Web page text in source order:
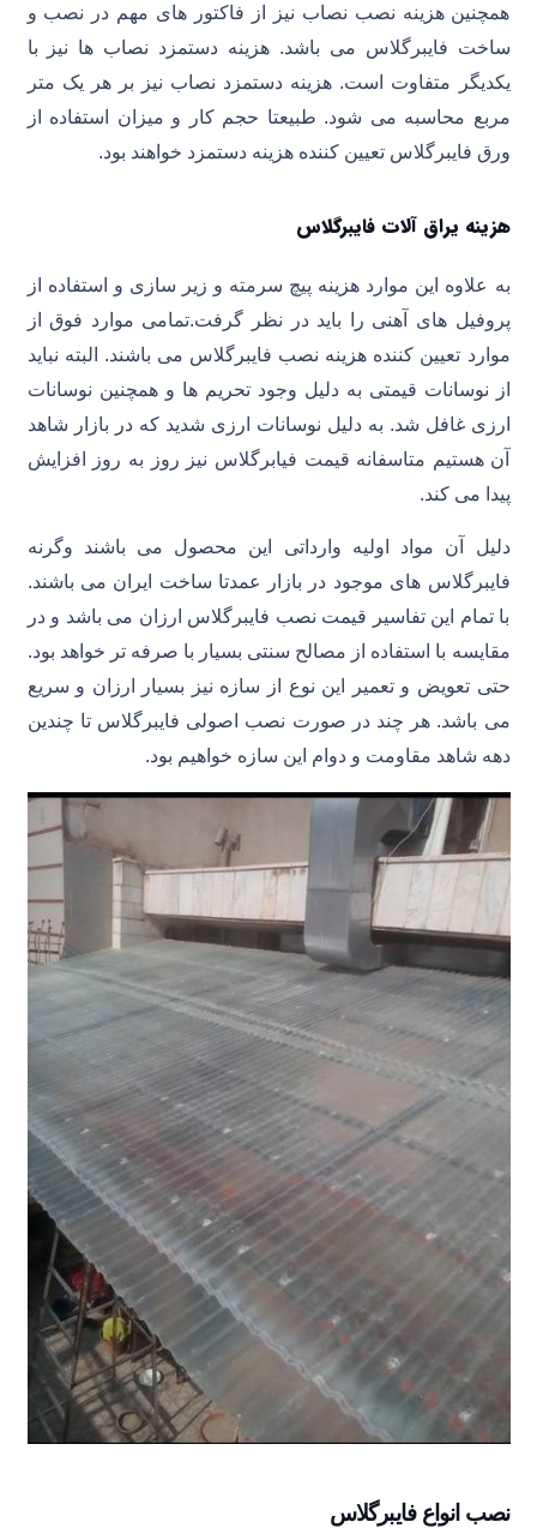
همچنین هزینه نصب نصاب نیز از فاکتور های مهم در نصب و
ساخت فایبرگلاس می باشد. هزینه دستمزد نصاب ها نیز با
یکدیگر متفاوت است. هزینه دستمزد نصاب نیز بر هر یک متر
مربع محاسبه می شود. طبیعتا حجم کار و میزان استفاده از
ورق فایبرگلاس تعیین کننده هزینه دستمزد خواهند بود.
هزینه یراق آلات فایبرگلاس
به علاوه این موارد هزینه پیچ سرمته و زیر سازی و استفاده از
پروفیل های آهنی را باید در نظر گرفت.تمامی موارد فوق از
موارد تعیین کننده هزینه نصب فایبرگلاس می باشند. البته نباید
از نوسانات قیمتی به دلیل وجود تحریم ها و همچنین نوسانات
ارزی غافل شد. به دلیل نوسانات ارزی شدید که در بازار شاهد
آن هستیم متاسفانه قیمت فیابرگلاس نیز روز به روز افزایش
پیدا می کند.
دلیل آن مواد اولیه وارداتی این محصول می باشند وگرنه
فایبرگلاس های موجود در بازار عمدتا ساخت ایران می باشند.
با تمام این تفاسیر قیمت نصب فایبرگلاس ارزان می باشد و در
مقایسه با استفاده از مصالح سنتی بسیار با صرفه تر خواهد بود.
حتی تعویض و تعمیر این نوع از سازه نیز بسیار ارزان و سریع
می باشد. هر چند در صورت نصب اصولی فایبرگلاس تا چندین
دهه شاهد مقاومت و دوام این سازه خواهیم بود.
نصب انواع فایبرگلاس